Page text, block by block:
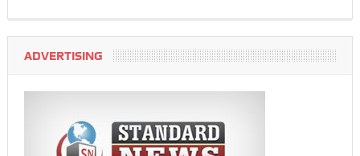
ADVERTISING